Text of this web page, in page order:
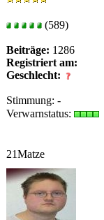
(589)
Beiträge: 1286
Registriert am:
Geschlecht:
Stimmung: -
Verwarnstatus:
21Matze